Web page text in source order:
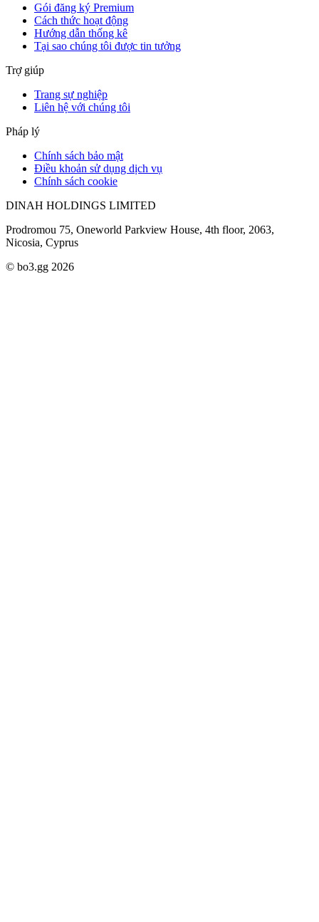
Gói đăng ký Premium
Cách thức hoạt động
Hướng dẫn thống kê
Tại sao chúng tôi được tin tưởng
Trợ giúp
Trang sự nghiệp
Liên hệ với chúng tôi
Pháp lý
Chính sách bảo mật
Điều khoản sử dụng dịch vụ
Chính sách cookie
DINAH HOLDINGS LIMITED
Prodromou 75, Oneworld Parkview House, 4th floor, 2063,
Nicosia, Cyprus
© bo3.gg 2026